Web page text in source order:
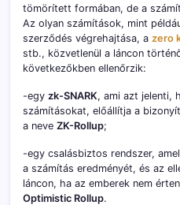
tömörített formában, de a
Az olyan számítások, mint
szerződés végrehajtása, a zero
stb., közvetlenül a láncon
következőkben ellenőrzik:
-egy zk-SNARK, ami azt jelenti,
számításokat, előállítja a
a neve ZK-Rollup;
-egy csalásbiztos rendszer,
a számítás eredményét, és az
láncon, ha az emberek nem
Optimistic Rollup.